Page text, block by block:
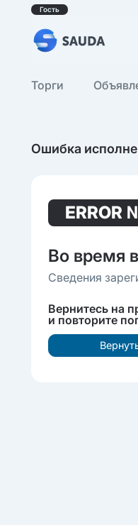
Гость
Торги
Ошибка
ERROR
Во время
Сведения
Вернитесь на
и повторите